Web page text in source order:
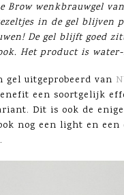
Brow wenkbrauwgel
in de gel blijven
De gel blijft goed
Het product is
gel uitgeprobeerd van
een soortgelijk
Dit is ook de
nog een light en